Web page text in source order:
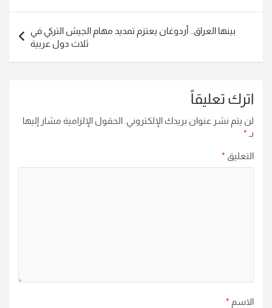
بينها العراق.. أردوغان يعتزم تمديد مهام الجيش التركي في
ثلاث دول عربية
اترك تعليقاً
لن يتم نشر عنوان بريدك الإلكتروني. الحقول الإلزامية مشار إليها
بـ *
التعليق *
الاسم *